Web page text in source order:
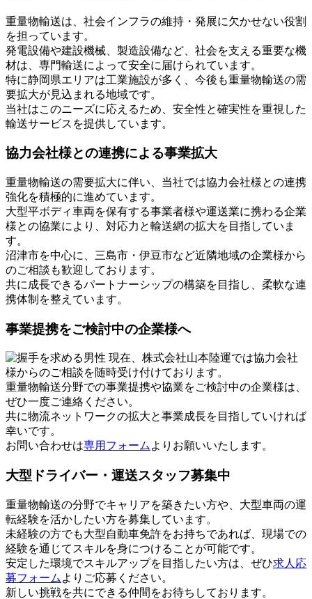
重量物輸送は、社会インフラの維持・発展に欠かせない役割
を担っています。
発電設備や建設機械、製造設備など、社会を支える重要な機
材は、専門輸送によって安全に届けられています。
特に静岡県エリアは工業施設が多く、今後も重量物輸送の需
要拡大が見込まれる地域です。
当社はこのニーズに応えるため、安全性と確実性を重視した
輸送サービスを提供しています。
協力会社様との連携による事業拡大
重量物輸送の需要拡大に伴い、当社では協力会社様との連携
強化を積極的に進めています。
大型平ボディ車両を保有する事業者様や運送業に携わる企業
様との協業により、対応力と輸送網の拡大を目指していま
す。
沼津市を中心に、三島市・伊豆市など近隣地域の企業様から
のご相談も歓迎しております。
共に成長できるパートナーシップの構築を目指し、柔軟な連
携体制を整えています。
事業提携をご検討中の企業様へ
現在、株式会社山本陸運では協力会社
様からのご相談を随時受け付けております。
重量物輸送分野での事業提携や協業をご検討中の企業様は、
ぜひ一度ご連絡ください。
共に物流ネットワークの拡大と事業成長を目指していければ
幸いです。
お問い合わせは専用フォームよりお願いいたします。
大型ドライバー・運送スタッフ募集中
重量物輸送の分野でキャリアを築きたい方や、大型車両の運
転経験を活かしたい方を募集しています。
未経験の方でも大型自動車免許をお持ちであれば、現場での
経験を通じてスキルを身につけることが可能です。
安定した環境でスキルアップを目指したい方は、ぜひ求人応
募フォーム よりご応募ください。
新しい挑戦を共にできる仲間をお待ちしております。